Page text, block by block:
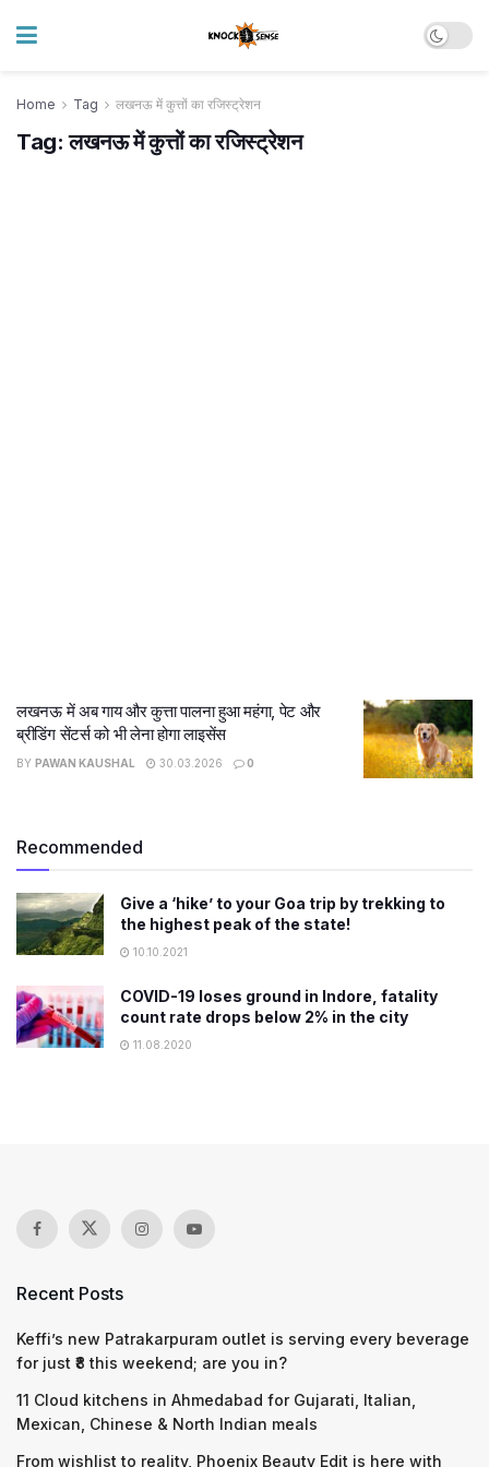
Home Tag लखनऊ में कुत्तों का रजिस्ट्रेशन
Tag:लखनऊ में कुत्तों का रजिस्ट्रेशन
लखनऊ में अब गाय और कुत्ता पालना हुआ महंगा, पेट और
ब्रीडिंग सेंटर्स को भी लेना होगा लाइसेंस
BY PAWAN KAUSHAL 30.03.2026 0
Recommended
Give a ‘hike’ to your Goa trip by trekking to
the highest peak of the state!
10.10.2021
COVID-19 loses ground in Indore, fatality
count rate drops below 2% in the city
11.08.2020
Recent Posts
Keffi’s new Patrakarpuram outlet is serving every beverage
for just ₹8 this weekend; are you in?
11 Cloud kitchens in Ahmedabad for Gujarati, Italian,
Mexican, Chinese & North Indian meals
From wishlist to reality, Phoenix Beauty Edit is here with